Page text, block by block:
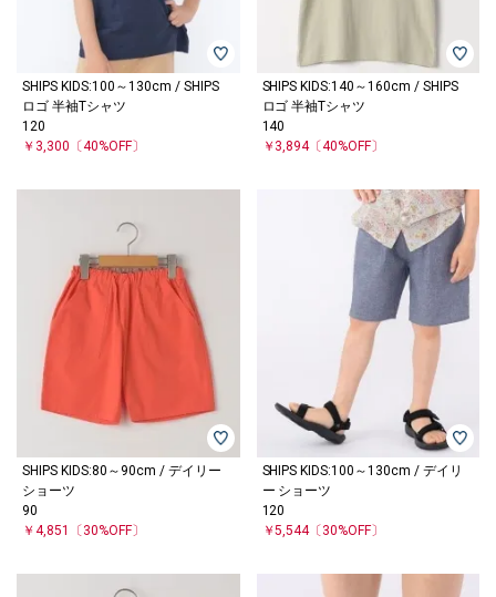
SHIPS KIDS:100～130cm / SHIPS
ロゴ 半袖Tシャツ
120
￥3,300 〔40%OFF〕
SHIPS KIDS:140～160cm / SHIPS
ロゴ 半袖Tシャツ
140
￥3,894〔40%OFF〕
SHIPS KIDS:80～90cm / デイリー
ショーツ
90
￥4,851
〔30%OFF〕
SHIPS KIDS:100～130cm / デイリ
ー ショーツ
120
￥5,544〔30%OFF〕